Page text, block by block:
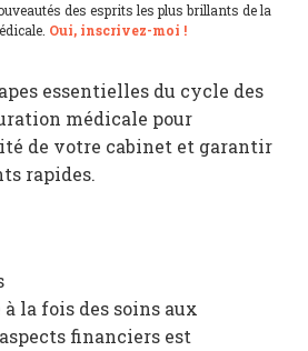
des esprits les plus brillants de la
Oui, inscrivez-moi !
essentielles du cycle des
médicale pour
de votre cabinet et garantir
rapides.
la fois des soins aux
financiers est